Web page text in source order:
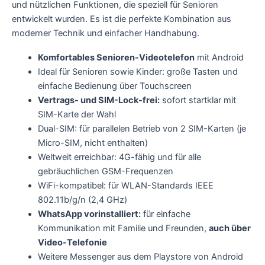
und nützlichen Funktionen, die speziell für Senioren
entwickelt wurden. Es ist die perfekte Kombination aus
moderner Technik und einfacher Handhabung.
Komfortables Senioren-Videotelefonmit Android
Ideal für Senioren sowie Kinder: große Tasten und
einfache Bedienung über Touchscreen
Vertrags- und SIM-Lock-frei:sofort startklar mit
SIM-Karte der Wahl
Dual-SIM: für parallelen Betrieb von 2 SIM-Karten (je
Micro-SIM, nicht enthalten)
Weltweit erreichbar: 4G-fähig und für alle
gebräuchlichen GSM-Frequenzen
WiFi-kompatibel: für WLAN-Standards IEEE
802.11b/g/n (2,4 GHz)
WhatsApp vorinstalliert:für einfache
Kommunikation mit Familie und Freunden, auch über
Video-Telefonie
Weitere Messenger aus dem Playstore von Android